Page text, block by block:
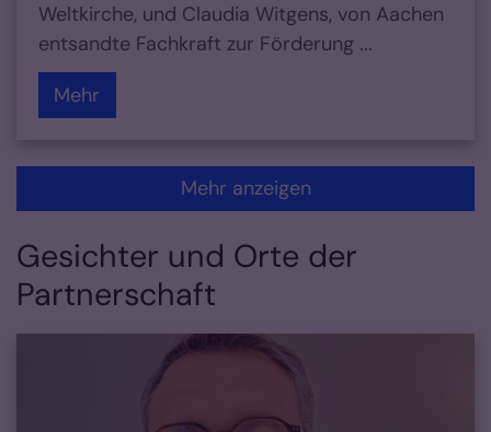
Weltkirche, und Claudia Witgens, von Aachen
entsandte Fachkraft zur Förderung ...
Mehr
Mehr anzeigen
Gesichter und Orte der
Partnerschaft